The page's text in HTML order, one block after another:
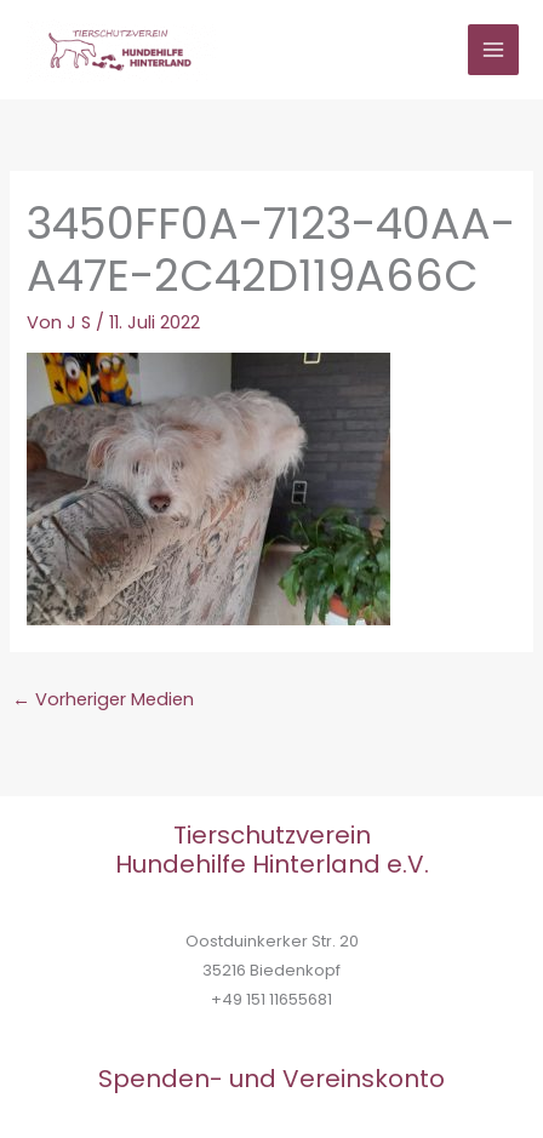
springen
3450FF0A-7123-40AA-
A47E-2C42D119A66C
VonJ S /11. Juli 2022
← Vorheriger Medien
Tierschutzverein
Hundehilfe Hinterland e.V.
Oostduinkerker Str. 20
35216 Biedenkopf
+49 151 11655681
Spenden- und Vereinskonto